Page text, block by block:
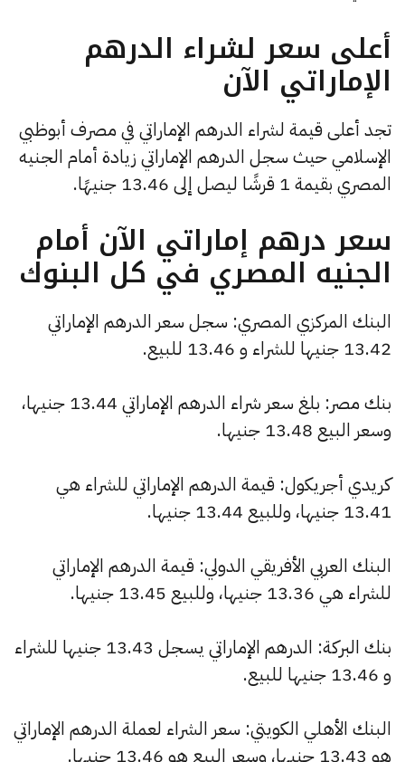
أعلى سعر لشراء الدرهم
الإماراتي الآن
تجد أعلى قيمة لشراء الدرهم الإماراتي في مصرف أبوظبي
الإسلامي حيث سجل الدرهم الإماراتي زيادة أمام الجنيه
المصري بقيمة 1 قرشًا ليصل إلى 13.46 جنيهًا.
سعر درهم إماراتي الآن أمام
الجنيه المصري في كل البنوك
البنك المركزي المصري: سجل سعر الدرهم الإماراتي
13.42 جنيها للشراء و 13.46 للبيع.
بنك مصر: بلغ سعر شراء الدرهم الإماراتي 13.44 جنيها،
وسعر البيع 13.48 جنيها.
كريدي أجريكول: قيمة الدرهم الإماراتي للشراء هي
13.41 جنيها، وللبيع 13.44 جنيها.
البنك العربي الأفريقي الدولي: قيمة الدرهم الإماراتي
للشراء هي 13.36 جنيها، وللبيع 13.45 جنيها.
بنك البركة: الدرهم الإماراتي يسجل 13.43 جنيها للشراء
و 13.46 جنيها للبيع.
البنك الأهلي الكويتي: سعر الشراء لعملة الدرهم الإماراتي
هو 13.43 جنيها، وسعر البيع هو 13.46 جنيها.